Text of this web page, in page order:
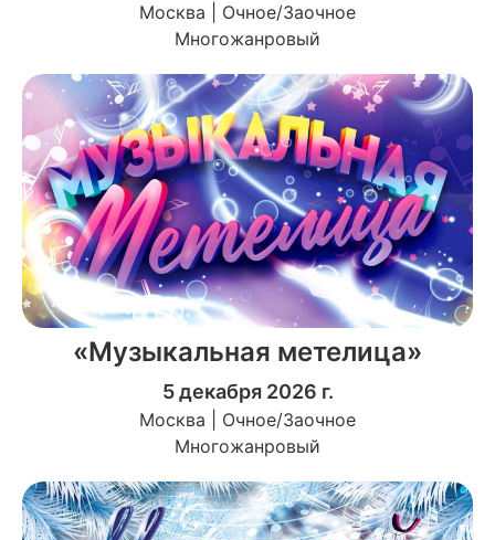
Москва | Очное/Заочное
Многожанровый
«Музыкальная метелица»
5 декабря 2026 г.
Москва | Очное/Заочное
Многожанровый